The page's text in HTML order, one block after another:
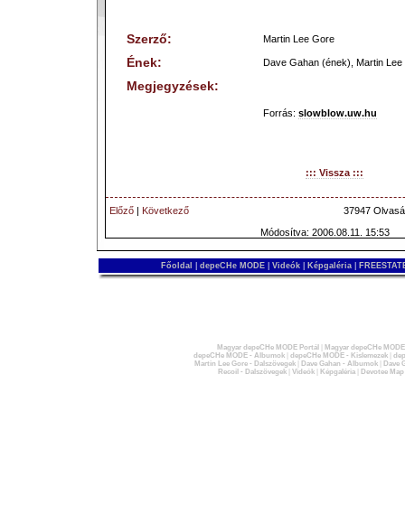
Szerző: Martin Lee Gore
Ének: Dave Gahan (ének), Martin
Megjegyzések:
Forrás: slowblow.uw.hu
::: Vissza :::
Előző | Következő
37947
Módosítva: 2006.08.11. 15:53
Főoldal depeCHe MODE Videók Képgaléria
Magyar depeCHe MODE Portál
Magyar depeCHe
depeCHe MODE - Albumok| depeCHe MODE - Kislemezek|
Martin Lee Gore - Dalszövegek| Dave Gahan - Albumok|
Dave
Recoil - Dalszövegek| Videók| Képgaléria| Devotee Map